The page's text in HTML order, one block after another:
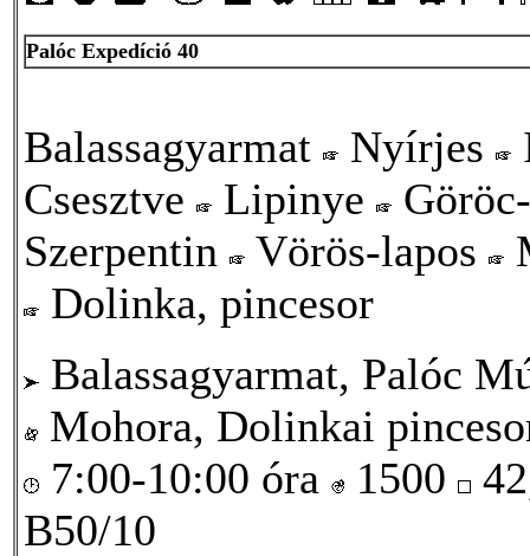
Palóc Expedíció 40
Balassagyarmat Nyírjes
Csesztve
Lipinye
Szerpentin
Vörös-lapos
Dolinka, pincesor
Balassagyarmat, Palóc
Mohora, Dolinkai
7:00-10:00 óra
1500
B50/10